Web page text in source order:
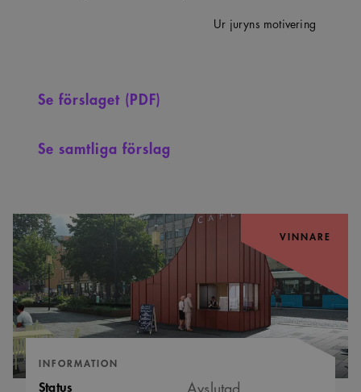
Ur juryns motivering
Se förslaget (PDF)
Se samtliga förslag
VINNARE
INFORMATION
Status